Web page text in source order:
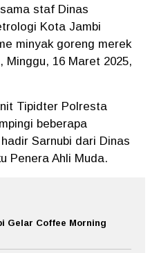
staf Dinas
Kota Jambi
minyak goreng merek
Minggu, 16 Maret 2025,
Tipidter Polresta
beberapa
Sarnubi dari Dinas
Penera Ahli Muda.
Gelar Coffee Morning